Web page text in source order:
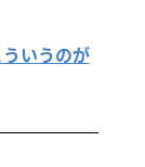
いうのが